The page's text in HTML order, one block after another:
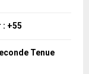
: +55
Tenue